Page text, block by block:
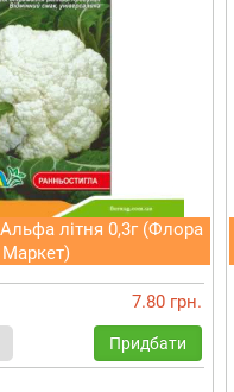
літня 0,3г (Флора
Маркет)
7.80 грн.
Придбати